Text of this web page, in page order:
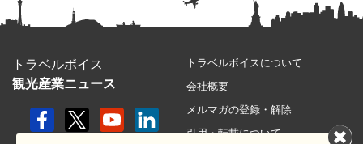
トラベルボイス
観光産業ニュース
トラベルボイスについて
会社概要
メルマガの登録・解除
引用・転載について